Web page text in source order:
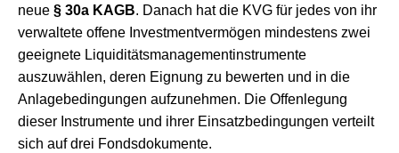
neue § 30a KAGB. Danach hat die KVG für jedes von ihr
verwaltete offene Investmentvermögen mindestens zwei
geeignete Liquiditätsmanagementinstrumente
auszuwählen, deren Eignung zu bewerten und in die
Anlagebedingungen aufzunehmen. Die Offenlegung
dieser Instrumente und ihrer Einsatzbedingungen verteilt
sich auf drei Fondsdokumente.